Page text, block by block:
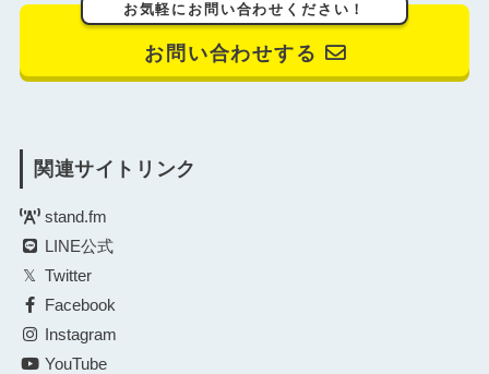
お気軽にお問い合わせください！
お問い合わせする
関連サイトリンク
stand.fm
LINE公式
Twitter
Facebook
Instagram
YouTube